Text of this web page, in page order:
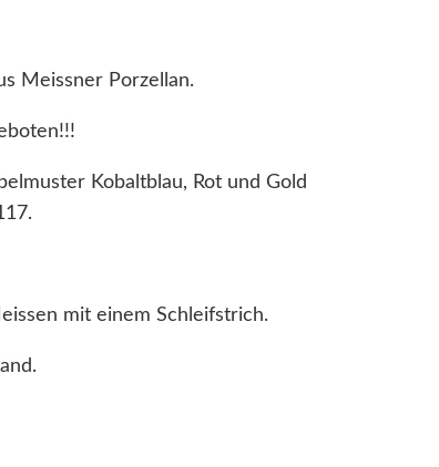
Meissner Porzellan.
Kobaltblau, Rot und Gold
mit einem Schleifstrich.